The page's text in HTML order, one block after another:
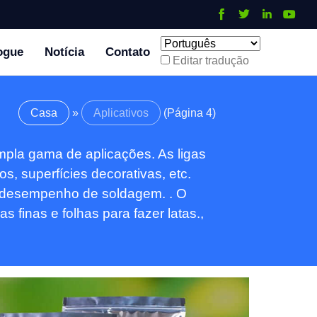
Notícia Contato
Editar tradução
Casa » Aplicativos (Página 4)
gama de aplicações. As ligas
superfícies decorativas, etc.
de soldagem. . O
finas e folhas para fazer latas.,
de alumínio para embalagem
alimentos
Folha de alumínio para embalagem de
alimentos, Oferecendo uma combinação de
propriedades que preservam a qualidade
dos alimentos e prolongam a vida útil.